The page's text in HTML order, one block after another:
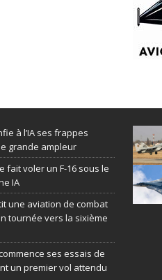
à l’IA ses frappes
grande ampleur
fait voler un F-16 sous le
IA
une aviation de combat
tournée vers la sixième
ses essais de
un premier vol attendu